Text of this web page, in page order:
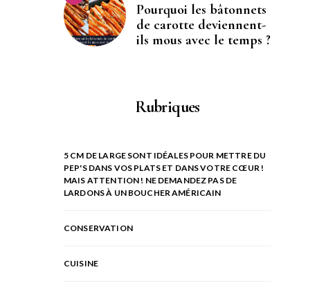
Pourquoi les bâtonnets
de carotte deviennent-
ils mous avec le temps ?
Rubriques
5 CM DE LARGE SONT IDÉALES POUR METTRE DU
PEP'S DANS VOS PLATS ET DANS VOTRE CŒUR !
MAIS ATTENTION ! NE DEMANDEZ PAS DE
LARDONS À UN BOUCHER AMÉRICAIN
CONSERVATION
CUISINE